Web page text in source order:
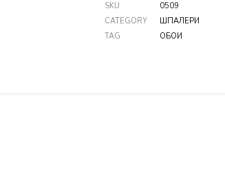
SKU
0509
CATEGORY
ШПАЛЕРИ
TAG
ОБОИ